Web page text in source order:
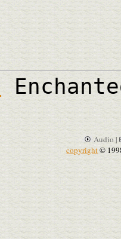
Audio |
copyright©